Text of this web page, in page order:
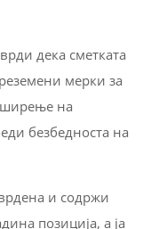
дека сметката
мерки за
на
безбедноста на
и содржи
позиција, а ја